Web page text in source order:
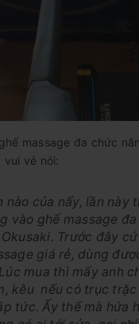
massage đa chức
vui vẻ nói:
nào của nấy, lần này
vào ghế massage
Trước đây cứ
giá rẻ, dùng
mua thì mấy anh
kêu nếu có trục
tức. Ấy thế mà hứa